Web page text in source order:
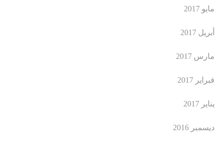
مايو 2017
أبريل 2017
مارس 2017
فبراير 2017
يناير 2017
ديسمبر 2016